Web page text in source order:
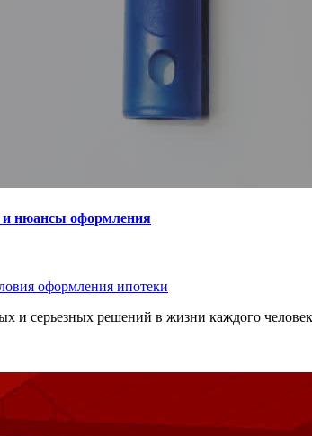
и нюансы оформления
оформления ипотеки
серьезных решений в жизни каждого